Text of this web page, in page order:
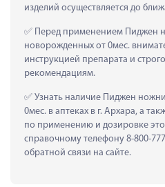
изделий осуществляется до
Перед применением Пиджен
новорожденных от 0мес.
инструкцией препарата и
рекомендациям.
Узнать наличие Пиджен
0мес. в аптеках в г. Архара, а
по применению и дозировке
справочному телефону 8-800-
обратной связи на сайте.